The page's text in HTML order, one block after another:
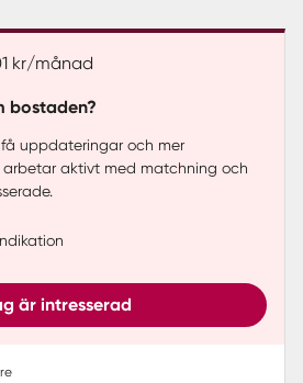
kr/månad
bostaden?
uppdateringar och mer
arbetar aktivt med matchning och
är intresserad